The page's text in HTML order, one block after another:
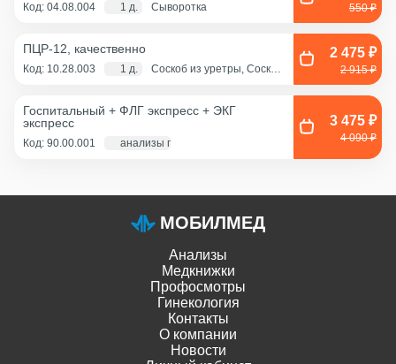
Код: 04.08.004 1 д. Сыворотка 550 ₽
ПЦР-12, качественно
Код: 10.28.003 1 д.
Соскоб из уретры, Соскоб
канал+влагалище),
2 475 ₽
2 915 ₽
Госпитальный + ФЛГ экспресс + ЭКГ
экспресс
Код: 90.00.001 анализы по крови - 1 д., экг и флг - 1 час
3 475 ₽
4 090 ₽
МОБИЛМЕД
Анализы
Медкнижки
Профосмотры
Гинекология
Контакты
О компании
Новости